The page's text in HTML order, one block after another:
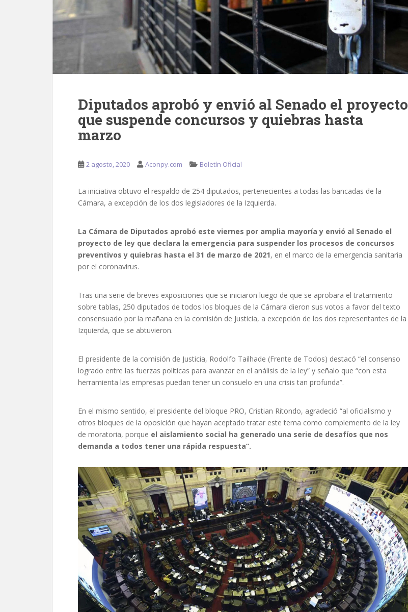
Diputados aprobó y envió al Senado el proyecto
que suspende concursos y quiebras hasta
marzo
2 agosto, 2020 Aconpy.com Boletín Oficial
La iniciativa obtuvo el respaldo de 254 diputados, pertenecientes a todas las bancadas de la
Cámara, a excepción de los dos legisladores de la Izquierda.
La Cámara de Diputados aprobó este viernes por amplia mayoría y envió al Senado el
proyecto de ley que declara la emergencia para suspender los procesos de concursos
preventivos y quiebras hasta el 31 de marzo de 2021, en el marco de la emergencia sanitaria
por el coronavirus.
Tras una serie de breves exposiciones que se iniciaron luego de que se aprobara el tratamiento
sobre tablas, 250 diputados de todos los bloques de la Cámara dieron sus votos a favor del texto
consensuado por la mañana en la comisión de Justicia, a excepción de los dos representantes de la
Izquierda, que se abtuvieron.
El presidente de la comisión de Justicia, Rodolfo Tailhade (Frente de Todos) destacó “el consenso
logrado entre las fuerzas políticas para avanzar en el análisis de la ley” y señalo que “con esta
herramienta las empresas puedan tener un consuelo en una crisis tan profunda”.
En el mismo sentido, el presidente del bloque PRO, Cristian Ritondo, agradeció “al oficialismo y
otros bloques de la oposición que hayan aceptado tratar este tema como complemento de la ley
de moratoria, porque el aislamiento social ha generado una serie de desafíos que nos
demanda a todos tener una rápida respuesta”.